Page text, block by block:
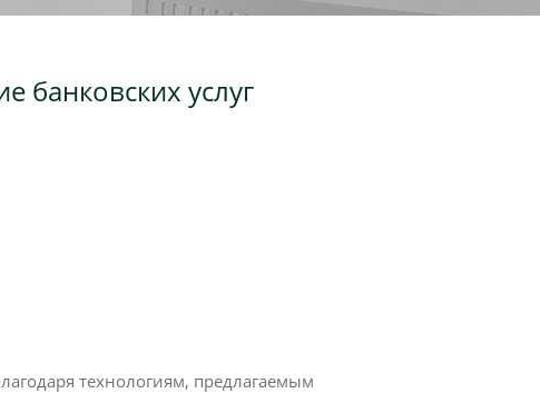
услуг
технологиям, предлагаемым